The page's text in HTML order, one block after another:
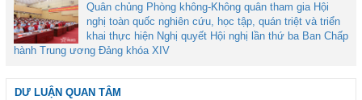
Quân chủng Phòng không-Không quân tham gia Hội
nghị toàn quốc nghiên cứu, học tập, quán triệt và triển
khai thực hiện Nghị quyết Hội nghị lần thứ ba Ban Chấp
hành Trung ương Đảng khóa XIV
DƯ LUẬN QUAN TÂM